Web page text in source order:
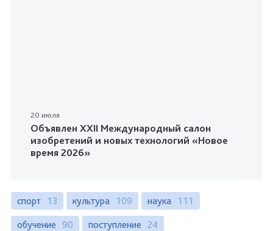
20 июля
Объявлен XXII Международный салон
изобретений и новых технологий «Новое
время 2026»
спорт 13 культура 109 наука 111
обучение 90 поступление 24